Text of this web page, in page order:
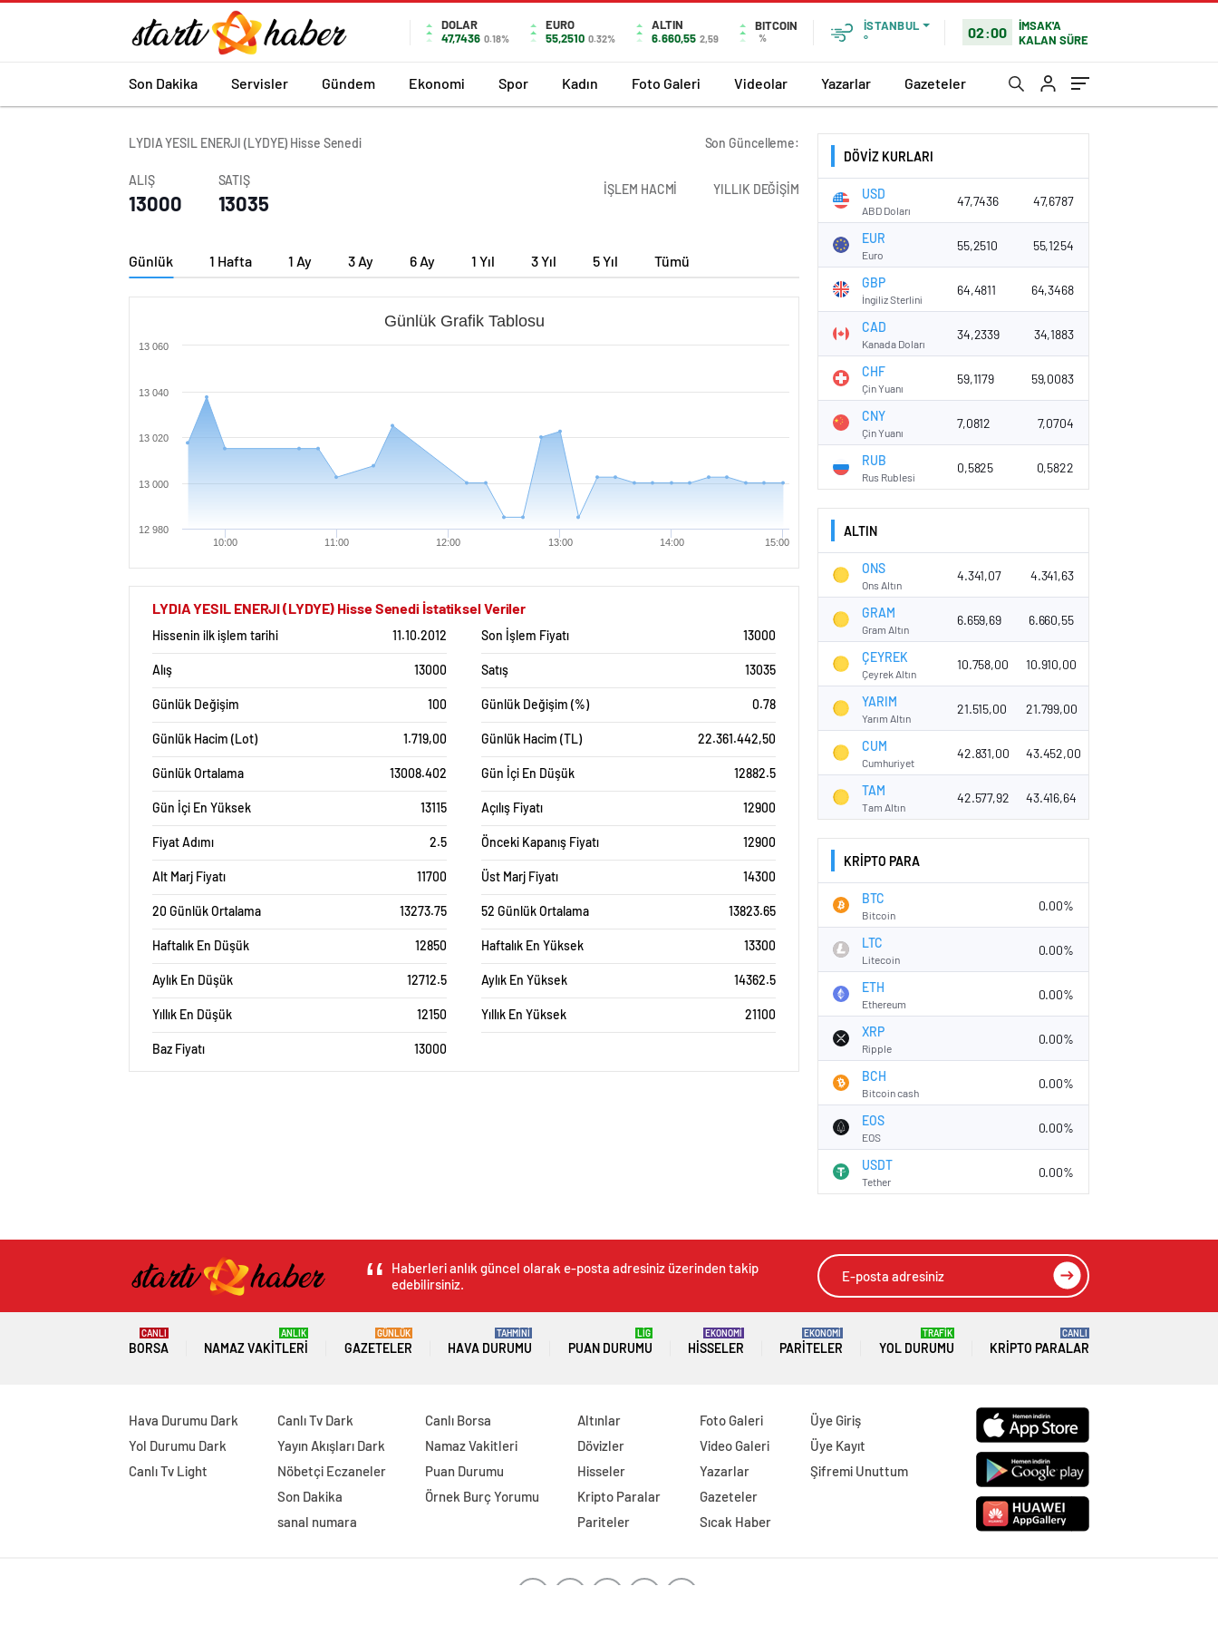
DOLAR
47,7436 0.18%
EURO
55,2510 0.32%
ALTIN
6.660,55 2,59
BITCOIN
%
İSTANBUL
°
02:00
İMSAK'A
KALAN SÜRE
Son Dakika Servisler Gündem Ekonomi Spor Kadın Foto Galeri Videolar Yazarlar Gazeteler
LYDIA YESIL ENERJI (LYDYE) Hisse Senedi Son Güncelleme:
ALIŞ
13000
SATIŞ
13035
İŞLEM HACMİ YILLIK DEĞİŞİM
Günlük 1 Hafta 1 Ay 3 Ay 6 Ay 1 Yıl 3 Yıl 5 Yıl Tümü
Günlük Grafik Tablosu
10:00 11:00 12:00 13:00 14:00 15:00
12 980
13 000
13 020
13 040
13 060
LYDIA YESIL ENERJI (LYDYE) Hisse Senedi İstatiksel Veriler
Hissenin ilk işlem tarihi 11.10.2012 Son İşlem Fiyatı 13000
Alış 13000 Satış 13035
Günlük Değişim 100 Günlük Değişim (%) 0.78
Günlük Hacim (Lot) 1.719,00 Günlük Hacim (TL) 22.361.442,50
Günlük Ortalama 13008.402 Gün İçi En Düşük 12882.5
Gün İçi En Yüksek 13115 Açılış Fiyatı 12900
Fiyat Adımı 2.5 Önceki Kapanış Fiyatı 12900
Alt Marj Fiyatı 11700 Üst Marj Fiyatı 14300
20 Günlük Ortalama 13273.75 52 Günlük Ortalama 13823.65
Haftalık En Düşük 12850 Haftalık En Yüksek 13300
Aylık En Düşük 12712.5 Aylık En Yüksek 14362.5
Yıllık En Düşük 12150 Yıllık En Yüksek 21100
Baz Fiyatı 13000
DÖVİZ KURLARI
USD
ABD Doları
47,7436 47,6787
EUR
Euro
55,2510 55,1254
GBP
İngiliz Sterlini
64,4811 64,3468
CAD
Kanada Doları
34,2339 34,1883
CHF
Çin Yuanı
59,1179 59,0083
CNY
Çin Yuanı
7,0812 7,0704
RUB
Rus Rublesi
0,5825 0,5822
ALTIN
ONS
Ons Altın
4.341,07 4.341,63
GRAM
Gram Altın
6.659,69 6.660,55
ÇEYREK
Çeyrek Altın
10.758,00 10.910,00
YARIM
Yarım Altın
21.515,00 21.799,00
CUM
Cumhuriyet
42.831,00 43.452,00
TAM
Tam Altın
42.577,92 43.416,64
KRİPTO PARA
BTC
Bitcoin
0.00%
LTC
Litecoin
0.00%
ETH
Ethereum
0.00%
XRP
Ripple
0.00%
BCH
Bitcoin cash
0.00%
EOS
EOS
0.00%
USDT
Tether
0.00%
Haberleri anlık güncel olarak e-posta adresiniz üzerinden takip
edebilirsiniz.
BORSA
CANLI
NAMAZ VAKITLERI
ANLIK
GAZETELER
GÜNLÜK
HAVA DURUMU
TAHMİNİ
PUAN DURUMU
LİG
HISSELER
EKONOMİ
PARITELER
EKONOMİ
YOL DURUMU
TRAFİK
KRIPTO PARALAR
CANLI
Hava Durumu Dark
Yol Durumu Dark
Canlı Tv Light
Canlı Tv Dark
Yayın Akışları Dark
Nöbetçi Eczaneler
Son Dakika
sanal numara
Canlı Borsa
Namaz Vakitleri
Puan Durumu
Örnek Burç Yorumu
Altınlar
Dövizler
Hisseler
Kripto Paralar
Pariteler
Foto Galeri
Video Galeri
Yazarlar
Gazeteler
Sıcak Haber
Üye Giriş
Üye Kayıt
Şifremi Unuttum